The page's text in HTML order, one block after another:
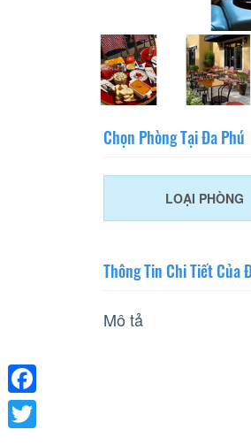
Chọn Phòng Tại Đa Phú
LOẠI PHÒNG
Thông Tin Chi Tiết Của
Mô tả
Facebook